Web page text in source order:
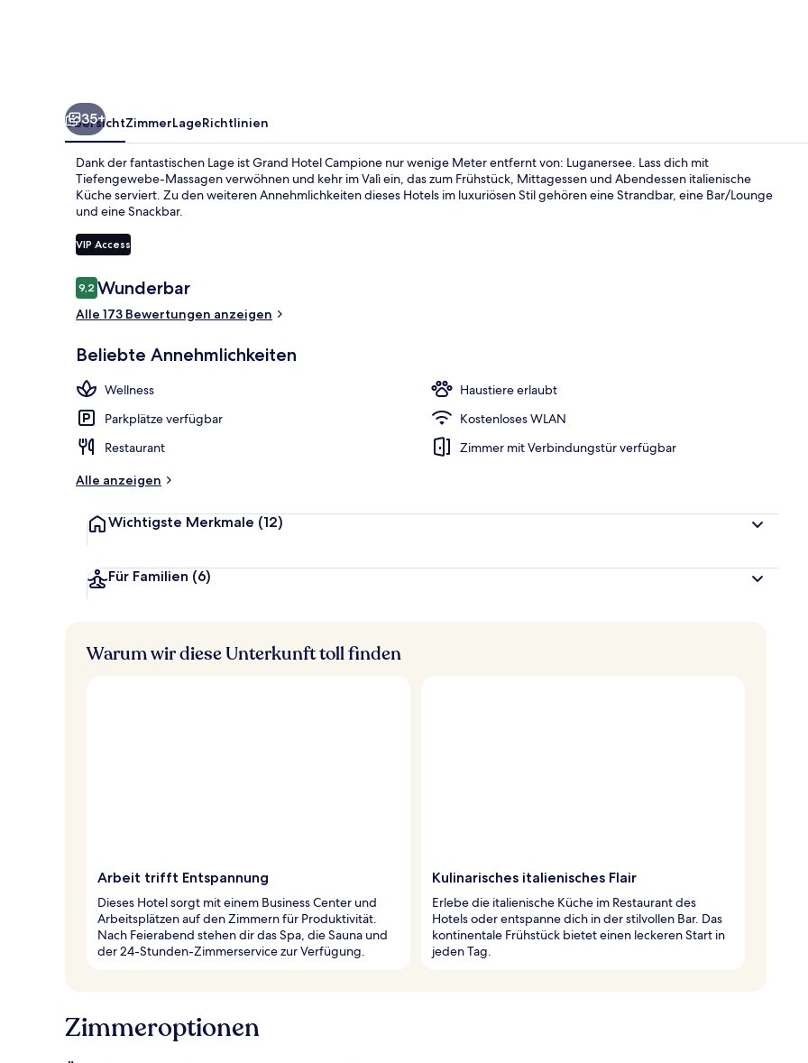
35+
ÜbersichtZimmerLageRichtlinien
Dank der fantastischen Lage ist Grand Hotel Campione nur wenige Meter entfernt von: Luganersee. Lass dich mit
Tiefengewebe-Massagen verwöhnen und kehr im Valì ein, das zum Frühstück, Mittagessen und Abendessen italienische
Küche serviert. Zu den weiteren Annehmlichkeiten dieses Hotels im luxuriösen Stil gehören eine Strandbar, eine Bar/Lounge
und eine Snackbar.
VIP Access
Bewertungen
9,29,2 von 10.
Wunderbar
Alle 173 Bewertungen anzeigen
Beliebte Annehmlichkeiten
Wellness
Haustiere erlaubt
Parkplätze verfügbar
Kostenloses WLAN
Restaurant
Zimmer mit Verbindungstür verfügbar
Alle anzeigen
Wichtigste Merkmale (12)
Für Familien (6)
Warum wir diese Unterkunft toll finden
Arbeit trifft Entspannung
Dieses Hotel sorgt mit einem Business Center und
Arbeitsplätzen auf den Zimmern für Produktivität.
Nach Feierabend stehen dir das Spa, die Sauna und
der 24-Stunden-Zimmerservice zur Verfügung.
Kulinarisches italienisches Flair
Erlebe die italienische Küche im Restaurant des
Hotels oder entspanne dich in der stilvollen Bar. Das
kontinentale Frühstück bietet einen leckeren Start in
jeden Tag.
Zimmeroptionen